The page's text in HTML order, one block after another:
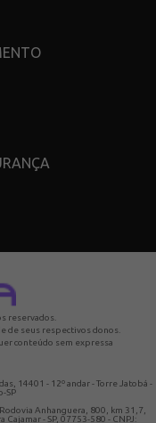
reservados.
de seus respectivos donos.
conteúdo sem expressa
14401 - 12º andar - Torre Jatobá -
SP
Anhanguera, 800, km 31,7,
- SP, 07753-580 - CNPJ: